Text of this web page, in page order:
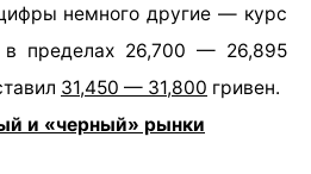
немного другие — курс
в пределах 26,700 — 26,895
31,450 — 31,800 гривен.
и «черный» рынки